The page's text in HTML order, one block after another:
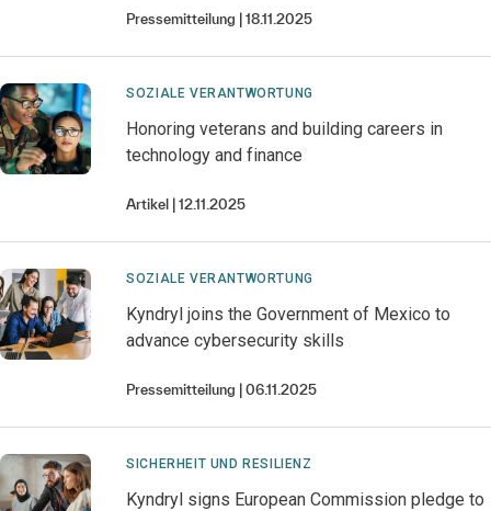
Pressemitteilung 18.11.2025
SOZIALE VERANTWORTUNG
Honoring veterans and building careers in
technology and finance
Artikel 12.11.2025
SOZIALE VERANTWORTUNG
Kyndryl joins the Government of Mexico to
advance cybersecurity skills
Pressemitteilung 06.11.2025
SICHERHEIT UND RESILIENZ
Kyndryl signs European Commission pledge to